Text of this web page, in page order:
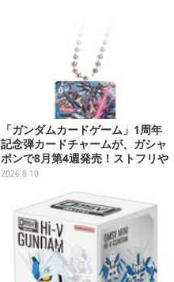
「ガンダムカードゲーム」1周年
記念弾カードチャームが、ガシャ
ポンで8月第4週発売！ストフリや
νガンダム、キラ・ヤマトなど全2
2026.8.10